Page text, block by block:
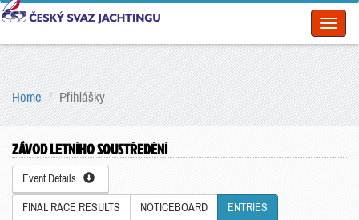
Home Přihlášky
ZÁVOD LETNÍHO SOUSTŘEDĚNÍ
Event Details
FINAL RACE RESULTS NOTICEBOARD ENTRIES